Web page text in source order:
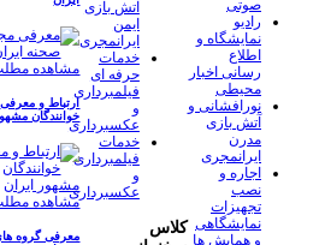
مشاهده
ارتباط و معرفی
خوانندگان
مشاهده
معرفی گروه
آتش بازی
ایمن
ایرانمجری
خدمات
حرفه ای
فیلمبرداری
و
عکسبرداری
خدمات
فیلمبرداری
و
عکسبرداری
کلاس
صوتی
رادیو
نمایشگاه و
اطلاع
رسانی اخبار
محیطی
نورافشانی و
آتش بازی
مدرن
ایرانمجری
اجاره و
نصب
تجهیزات
نمایشگاهی
و همایش ها